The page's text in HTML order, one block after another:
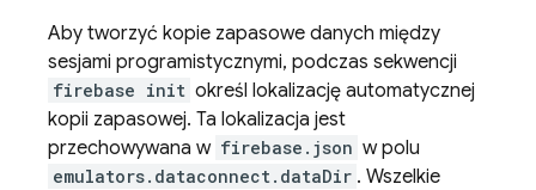
Aby tworzyć kopie zapasowe danych między
sesjami programistycznymi, podczas sekwencji
firebase init określ lokalizację automatycznej
kopii zapasowej. Ta lokalizacja jest
przechowywana w firebase.json w polu
emulators.dataconnect.dataDir . Wszelkie